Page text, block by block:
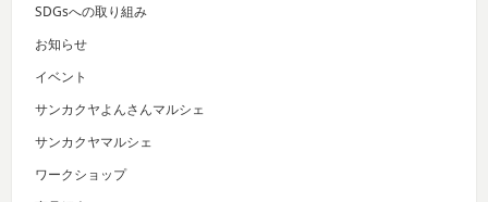
SDGsへの取り組み
お知らせ
イベント
サンカクヤよんさんマルシェ
サンカクヤマルシェ
ワークショップ